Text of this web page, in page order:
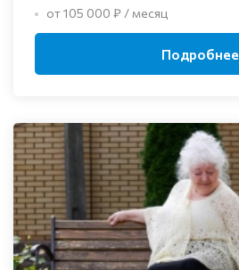
от 105 000 ₽ / месяц
Подробнее